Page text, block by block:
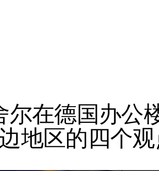
尔在德国办公
地区的四个观